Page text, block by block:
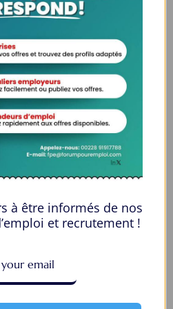
À temps plein
KCIC 2026 : bourse
étudiants universitaires
Kenya
à être informés de nos
et recrutement !